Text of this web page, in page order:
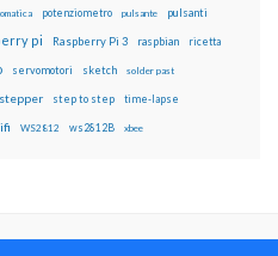
potenziometro pulsante pulsanti
pi Raspberry Pi 3 raspbian ricetta
servomotori sketch solder past
stepper step to step time-lapse
WS2812 ws2812B xbee